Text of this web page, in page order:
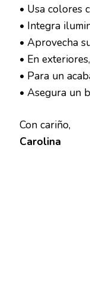
• Usa colores
• Integra
• Aprovecha
• En
• Para un
• Asegura un
Con cariño,
Carolina